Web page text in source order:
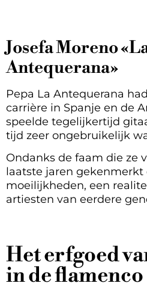
Josefa Moreno
Antequerana»
Pepa La Antequerana
carrière in Spanje en de
speelde tegelijkertijd
tijd zeer ongebruikelijk
Ondanks de faam die ze
laatste jaren gekenmerkt
moeilijkheden, een
artiesten van eerdere
Het erfgoed
in de flamenco